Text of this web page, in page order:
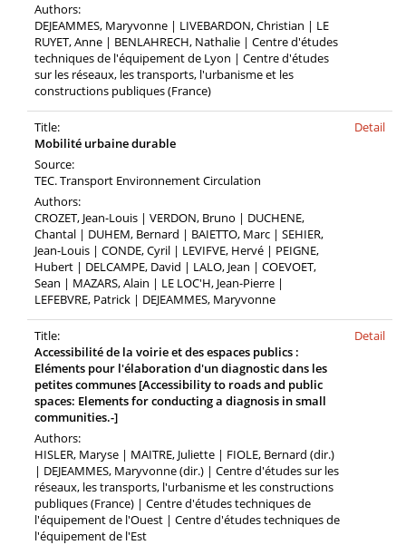
Authors:
DEJEAMMES, Maryvonne | LIVEBARDON, Christian | LE
RUYET, Anne | BENLAHRECH, Nathalie | Centre d'études
techniques de l'équipement de Lyon | Centre d'études
sur les réseaux, les transports, l'urbanisme et les
constructions publiques (France)
Title:
Mobilité urbaine durable
Source:
TEC. Transport Environnement Circulation
Authors:
CROZET, Jean-Louis | VERDON, Bruno | DUCHENE,
Chantal | DUHEM, Bernard | BAIETTO, Marc | SEHIER,
Jean-Louis | CONDE, Cyril | LEVIFVE, Hervé | PEIGNE,
Hubert | DELCAMPE, David | LALO, Jean | COEVOET,
Sean | MAZARS, Alain | LE LOC'H, Jean-Pierre |
LEFEBVRE, Patrick | DEJEAMMES, Maryvonne
Detail
Title:
Accessibilité de la voirie et des espaces publics :
Eléments pour l'élaboration d'un diagnostic dans les
petites communes [Accessibility to roads and public
spaces: Elements for conducting a diagnosis in small
communities.-]
Authors:
HISLER, Maryse | MAITRE, Juliette | FIOLE, Bernard (dir.)
| DEJEAMMES, Maryvonne (dir.) | Centre d'études sur les
réseaux, les transports, l'urbanisme et les constructions
publiques (France) | Centre d'études techniques de
l'équipement de l'Ouest | Centre d'études techniques de
l'équipement de l'Est
Detail